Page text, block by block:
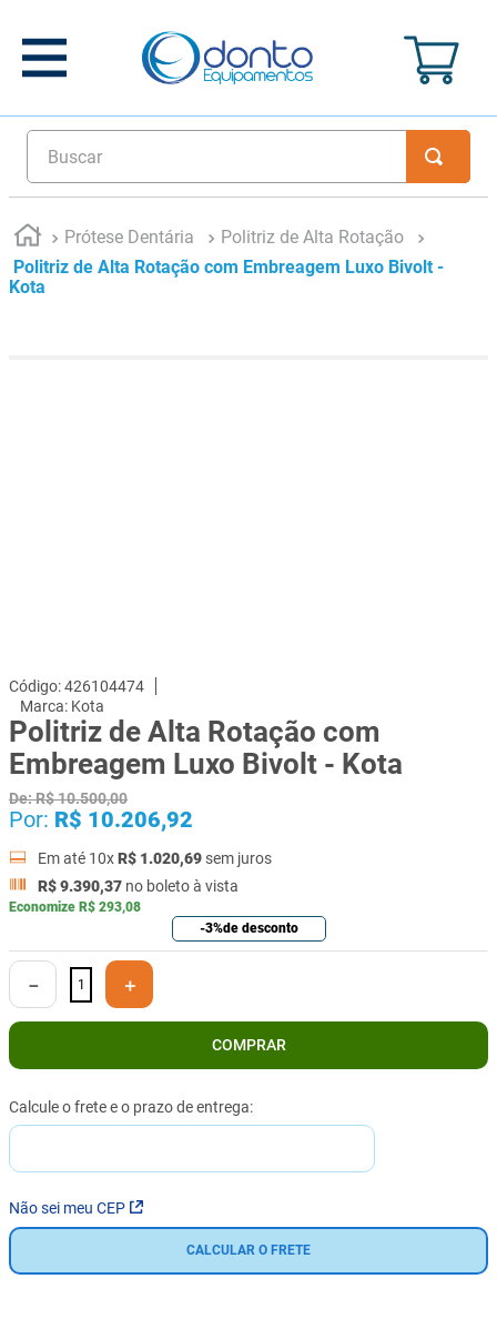
Buscar
Prótese Dentária
Politriz de Alta Rotação
Politriz de Alta Rotação com Embreagem Luxo Bivolt -
Kota
426104474
Kota
Politriz de Alta Rotação com
Embreagem Luxo Bivolt - Kota
De:R$10.500,00
Por: R$ 10.206,92
Em até 10xR$ 1.020,69 sem juros
R$9.390,37 no boleto à vista
Economize R$ 293,08
-3%de desconto
＋
－
COMPRAR
Não sei meu CEP
CALCULAR O FRETE